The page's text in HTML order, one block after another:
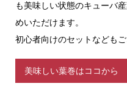
も美味しい状態のキューバ
めいただけます。
初心者向けのセットなどもご
美味しい葉巻はココから